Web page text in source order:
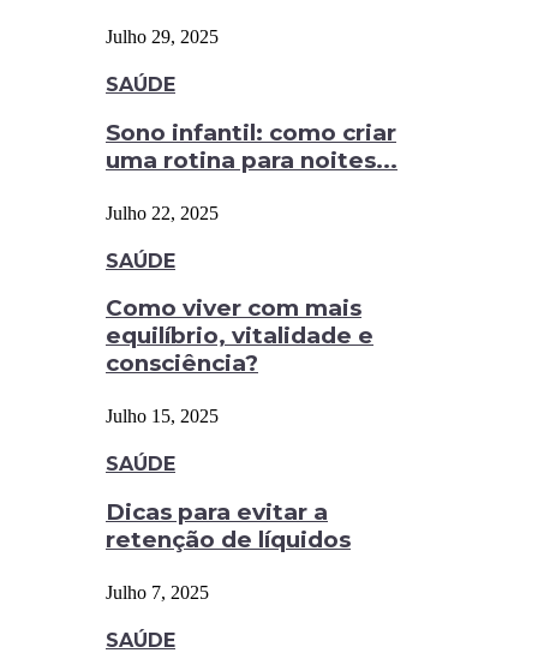
Julho 29, 2025
SAÚDE
Sono infantil: como criar
uma rotina para noites...
Julho 22, 2025
SAÚDE
Como viver com mais
equilíbrio, vitalidade e
consciência?
Julho 15, 2025
SAÚDE
Dicas para evitar a
retenção de líquidos
Julho 7, 2025
SAÚDE